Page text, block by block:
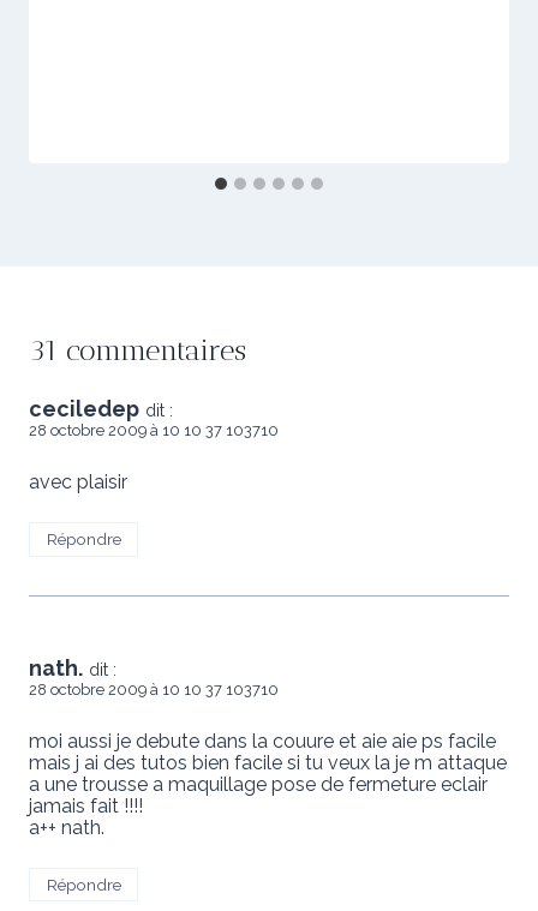
31 commentaires
ceciledep dit :
28 octobre 2009 à 10 10 37 103710
avec plaisir
Répondre
nath. dit :
28 octobre 2009 à 10 10 37 103710
moi aussi je debute dans la couure et aie aie ps facile
mais j ai des tutos bien facile si tu veux la je m attaque
a une trousse a maquillage pose de fermeture eclair
jamais fait !!!!
a++ nath.
Répondre